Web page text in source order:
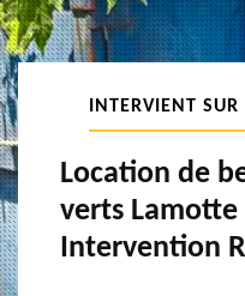
INTERVIENT
Location de
verts Lamotte
Intervention